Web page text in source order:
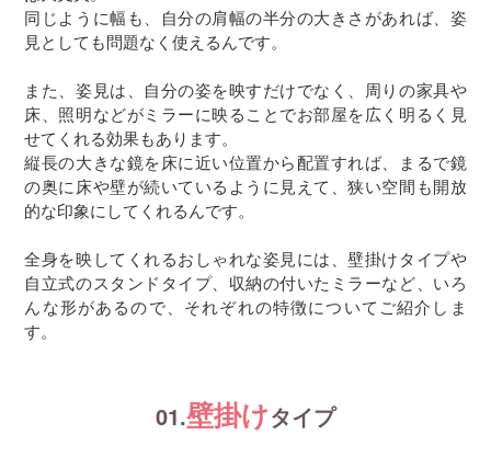
同じように幅も、自分の肩幅の半分の大きさがあれば、姿
見としても問題なく使えるんです。
また、姿見は、自分の姿を映すだけでなく、周りの家具や
床、照明などがミラーに映ることでお部屋を広く明るく見
せてくれる効果もあります。
縦長の大きな鏡を床に近い位置から配置すれば、まるで鏡
の奥に床や壁が続いているように見えて、狭い空間も開放
的な印象にしてくれるんです。
全身を映してくれるおしゃれな姿見には、壁掛けタイプや
自立式のスタンドタイプ、収納の付いたミラーなど、いろ
んな形があるので、それぞれの特徴についてご紹介しま
す。
01.壁掛けタイプ